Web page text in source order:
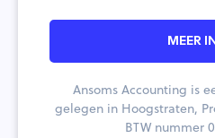
MEER
Ansoms Accounting is
gelegen in Hoogstraten,
BTW nummer